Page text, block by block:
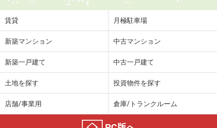
専有面積
山梨県甲府市下飯田４丁目
5.80万円
賃貸 月極駐車場
新築マンション 中古マンション
新築一戸建て 中古一戸建て
土地を探す 投資物件を探す
店舗/事業用 倉庫/トランクルーム